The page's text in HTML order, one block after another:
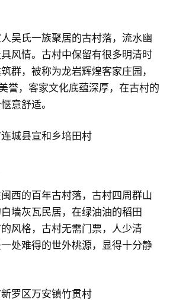
吴氏一族聚居的古村落，流水幽
风情。古村中保留有很多明清时
群，被称为龙岩辉煌客家庄园，
誉，客家文化底蕴深厚，在古村的
意舒适。
城县宣和乡培田村
西的百年古村落，古村四周群山
墙灰瓦民居，在绿油油的稻田
风格，古村无需门票，人少清
处难得的世外桃源，显得十分静
罗区万安镇竹贯村